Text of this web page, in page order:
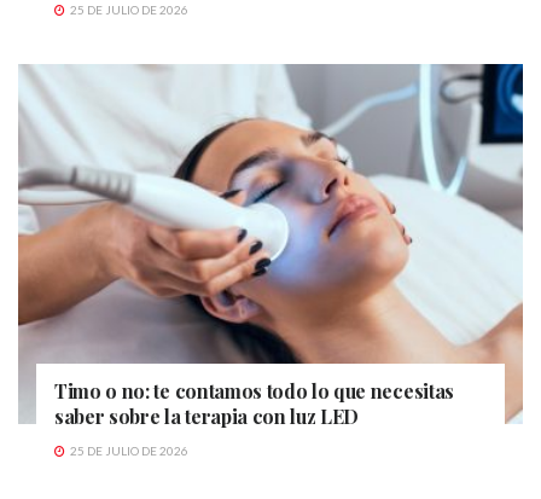
25 DE JULIO DE 2026
Timo o no: te contamos todo lo que necesitas
saber sobre la terapia con luz LED
25 DE JULIO DE 2026